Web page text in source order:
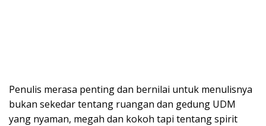
Penulis merasa penting dan bernilai untuk menulisnya
bukan sekedar tentang ruangan dan gedung UDM
yang nyaman, megah dan kokoh tapi tentang spirit